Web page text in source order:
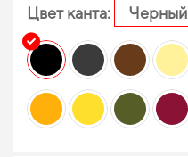
Цвет канта: Черный